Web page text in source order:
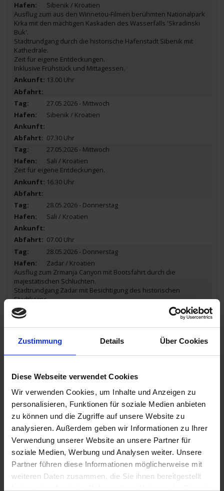
Zustimmung Details Über Cookies
Diese Webseite verwendet Cookies
Wir verwenden Cookies, um Inhalte und Anzeigen zu
personalisieren, Funktionen für soziale Medien anbieten
zu können und die Zugriffe auf unsere Website zu
analysieren. Außerdem geben wir Informationen zu Ihrer
Verwendung unserer Website an unsere Partner für
soziale Medien, Werbung und Analysen weiter. Unsere
Partner führen diese Informationen möglicherweise mit
weiteren Daten zusammen, die Sie ihnen bereitgestellt
Sibenik / Kroatien
Ausflug zum aus den Winnetou-Filmen berühmten Nationalpark
Krka mit den mächtigen Kaskaden des Wasserfalls 'Skradinski
Buk'.
Stadtrundgang durch die historische Hafenstadt Sibenik mit
Kathedrale.
Zeit für eigene Entdeckungen.
Inklusive Frühstück und Mittagessen.
13.00 Uhr
27.05.2026 - Mittwoch
Sibenik / Kroatien
07.30 Uhr
27.05.2026 - Mittwoch
Sali / Kroatien
Zeit für eigene Entdeckungen.
16.30 Uhr
28.05.2026 - Donnerstag
Sali / Kroatien
07.00 Uhr
28.05.2026 - Donnerstag
Zadar / Kroatien
Ausflug zum Zrmanja Canyon mit Bootsfahrt durch die
majestätischen Schluchten.
Stadtrundgang Zadar mit Besichtigung des historischen
Stadtkerns.
Inklusive Frühstück und Mittagessen.
29.05.2026 - Freitag
Zadar / Kroatien
07.00 Uhr
29.05.2026 - Freitag
Vodice / Kroatien
Ausflug zu einem typischen kleinen Weingut. Spaziergang durch
Weinberg und Olivenhain sowie Kellerführung mit Verkostung
verschiedener Weine und kroatischer Spezialitäten.
Inklusive Frühstück und Mittagessen.
13.30 Uhr
30.05.2026 - Samstag